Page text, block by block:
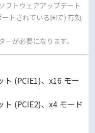
フトウェアアップデート
トされている国で) 有効
が必要になります。
ト (PCIE1)、x16 モー
ト (PCIE2)、x4 モード